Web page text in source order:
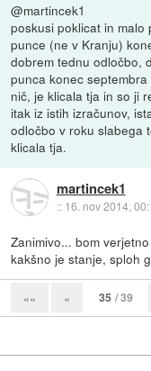
@martincek1
poskusi poklicat in
punce (ne v Kranju)
dobrem tednu odločbo,
punca konec
nič, je klicala tja in so ji
itak iz istih izračunov,
odločbo v roku slabega
klicala tja.
martincek1
:: 16. nov 2014,
Zanimivo... bom
kakšno je stanje, sploh
«« « 35 / 39